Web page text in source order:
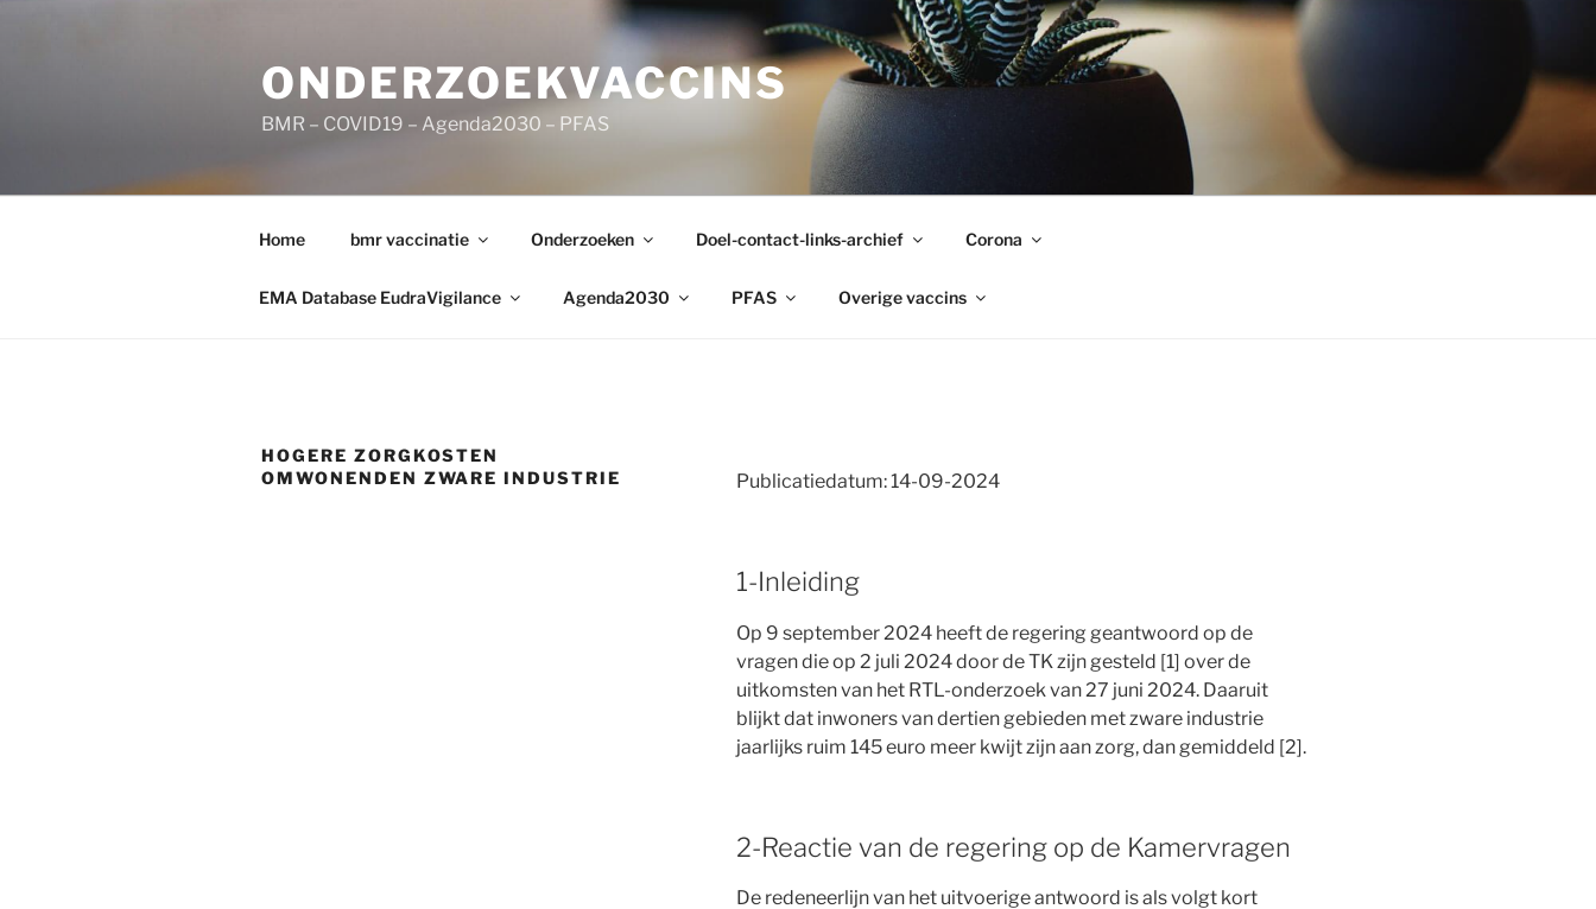
ONDERZOEKVACCINS
BMR – COVID19 – Agenda2030 – PFAS
Home bmr vaccinatie Onderzoeken Doel-contact-links-archief Corona
EMA Database EudraVigilance Agenda2030 PFAS Overige vaccins
HOGERE ZORGKOSTEN
OMWONENDEN ZWARE INDUSTRIE
Publicatiedatum: 14-09-2024
1-Inleiding
Op 9 september 2024 heeft de regering geantwoord op de
vragen die op 2 juli 2024 door de TK zijn gesteld [1] over de
uitkomsten van het RTL-onderzoek van 27 juni 2024. Daaruit
blijkt dat inwoners van dertien gebieden met zware industrie
jaarlijks ruim 145 euro meer kwijt zijn aan zorg, dan gemiddeld [2].
2-Reactie van de regering op de Kamervragen
De redeneerlijn van het uitvoerige antwoord is als volgt kort